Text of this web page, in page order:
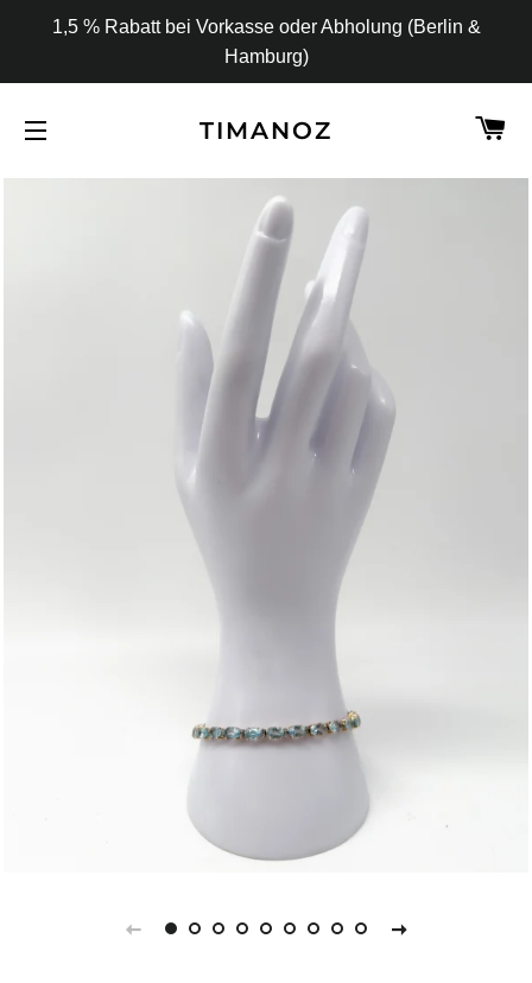
1,5 % Rabatt bei Vorkasse oder Abholung (Berlin &
Hamburg)
TIMANOZ